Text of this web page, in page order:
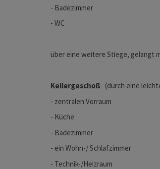
- Badezimmer
- WC
über eine weitere Stiege, gelangt
Kellergeschoß (durch eine
- zentralen Vorraum
- Küche
- Badezimmer
- ein Wohn-/ Schlafzimmer
- Technik-/Heizraum